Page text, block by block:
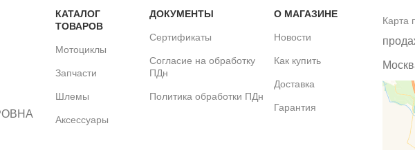
КАТАЛОГ
ТОВАРОВ
Мотоциклы
Запчасти
Шлемы
Аксессуары
ДОКУМЕНТЫ
Сертификаты
Согласие на обработку
ПДн
Политика обработки ПДн
О МАГАЗИНЕ
Новости
Как купить
Доставка
Гарантия
Карта